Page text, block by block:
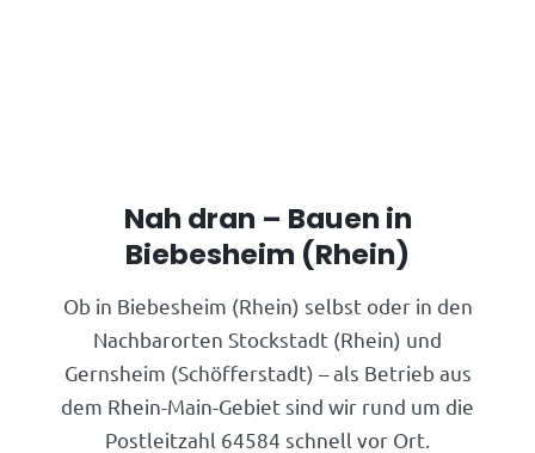
Nah dran – Bauen in
Biebesheim (Rhein)
Ob in Biebesheim (Rhein) selbst oder in den
Nachbarorten Stockstadt (Rhein) und
Gernsheim (Schöfferstadt) – als Betrieb aus
dem Rhein-Main-Gebiet sind wir rund um die
Postleitzahl 64584 schnell vor Ort.